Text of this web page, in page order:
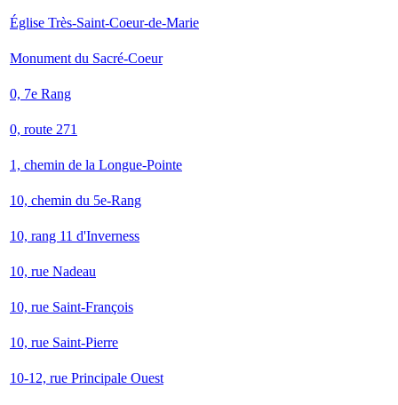
Église Très-Saint-Coeur-de-Marie
Monument du Sacré-Coeur
0, 7e Rang
0, route 271
1, chemin de la Longue-Pointe
10, chemin du 5e-Rang
10, rang 11 d'Inverness
10, rue Nadeau
10, rue Saint-François
10, rue Saint-Pierre
10-12, rue Principale Ouest